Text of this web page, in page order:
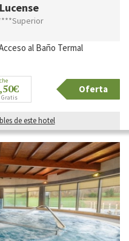
al Baño Termal
Gratis
Oferta
de este hotel